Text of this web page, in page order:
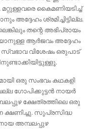
മറ്റുള്ളവരെ കൈമണിയടിച്ച്
അദ്ദേഹം ശ്രമിച്ചിട്ടില്ല.
തന്റെ അഭിപ്രായം
ആർജവം അദ്ദേഹം
വിശേഷം ഒരുപാട്
ഒരു സംഭവം കഥകളി
ഗോപിക്കുട്ടൻ നായർ
ക്ഷേത്രത്തിലെ ഒരു
ക്ഷണിച്ചു. സുപ്രസിദ്ധ
അമ്പലപ്പുഴ